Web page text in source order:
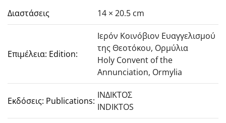
Διαστάσεις 14 × 20.5 cm
Επιμέλεια: Edition:
Ιερόν Κοινόβιον Ευαγγελισμού
της Θεοτόκου, Ορμύλια
Holy Convent of the
Annunciation, Ormylia
Εκδόσεις: Publications:
ΙΝΔΙΚΤΟΣ
INDIKTOS